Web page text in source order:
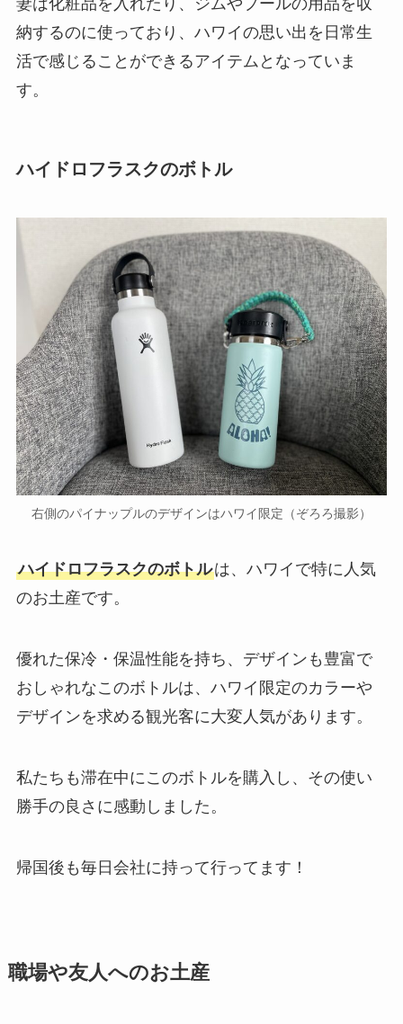
妻は化粧品を入れたり、ジムやプールの用品を収
納するのに使っており、ハワイの思い出を日常生
活で感じることができるアイテムとなっていま
す。
ハイドロフラスクのボトル
右側のパイナップルのデザインはハワイ限定（ぞろろ撮影）
ハイドロフラスクのボトルは、ハワイで特に人気
のお土産です。
優れた保冷・保温性能を持ち、デザインも豊富で
おしゃれなこのボトルは、ハワイ限定のカラーや
デザインを求める観光客に大変人気があります。
私たちも滞在中にこのボトルを購入し、その使い
勝手の良さに感動しました。
帰国後も毎日会社に持って行ってます！
職場や友人へのお土産